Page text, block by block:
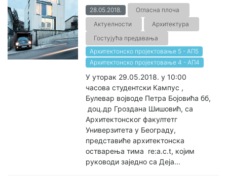
28.05.2018.
Огласна плоча
Актуелности
Архитектура
Гостујућа предавања
Архитектонско пројектовање 5 - АП5
Архитектонско пројектовање 4 - АП4
У уторак 29.05.2018. у 10:00
часова студентски Кампус ,
Булевар војводе Петра Бојовића бб,
доц.др Гроздана Шишовић, са
Архитектонског факултетг
Универзитета у Београду,
представиће архитектонска
остварења тима re:a.c.t, којим
руководи заједно са Деја...